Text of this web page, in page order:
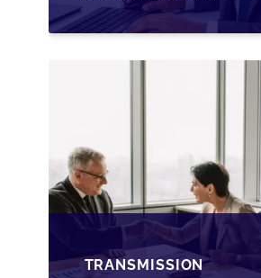
SUCCESSION EN
WALLONIE SUR LA
TRANSMISSION
TRANSMISSION